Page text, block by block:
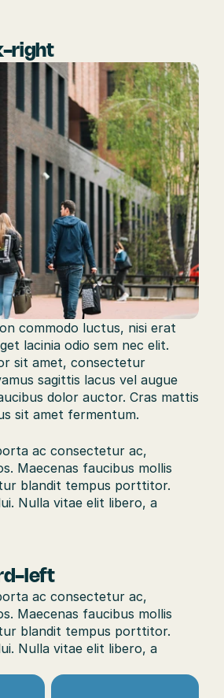
right
commodo luctus, nisi erat
lacinia odio sem nec elit.
sit amet, consectetur
sagittis lacus vel augue
dolor auctor. Cras mattis
sit amet fermentum.
ac consectetur ac,
Maecenas faucibus mollis
blandit tempus porttitor.
Nulla vitae elit libero, a
left
ac consectetur ac,
Maecenas faucibus mollis
blandit tempus porttitor.
Nulla vitae elit libero, a